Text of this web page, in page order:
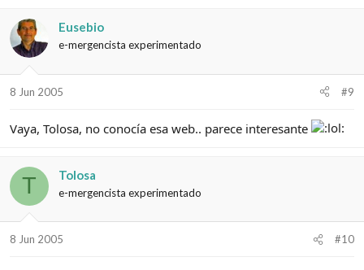
Eusebio
e-mergencista experimentado
8 Jun 2005 #9
Vaya, Tolosa, no conocía esa web.. parece interesante
T Tolosa
e-mergencista experimentado
8 Jun 2005 #10